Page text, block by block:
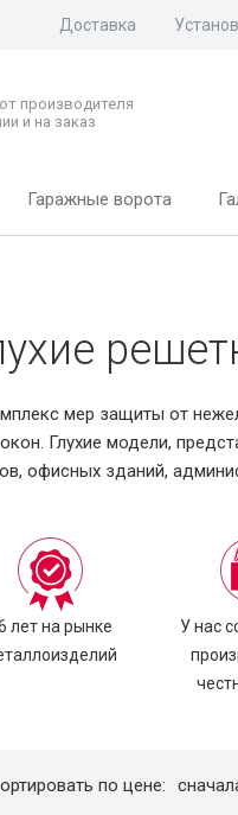
Доставка
производителя
и на заказ
Гаражные ворота
мер защиты от
Глухие модели,
офисных зданий,
лет на рынке
У нас
по цене: